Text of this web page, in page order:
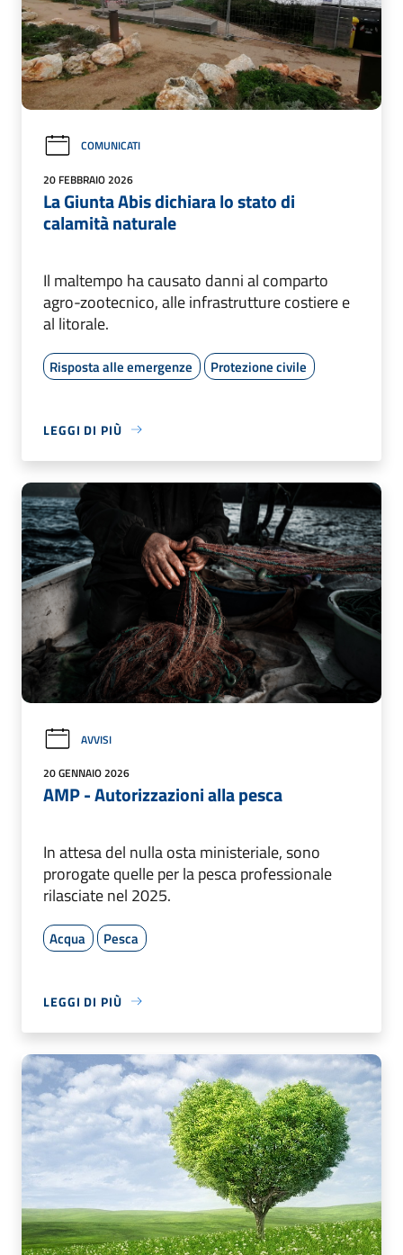
COMUNICATI
20 FEBBRAIO 2026
La Giunta Abis dichiara lo stato di
calamità naturale
Il maltempo ha causato danni al comparto
agro-zootecnico, alle infrastrutture costiere e
al litorale.
Risposta alle emergenze Protezione civile
LEGGI DI PIÙ
AVVISI
20 GENNAIO 2026
AMP - Autorizzazioni alla pesca
In attesa del nulla osta ministeriale, sono
prorogate quelle per la pesca professionale
rilasciate nel 2025.
Acqua Pesca
LEGGI DI PIÙ